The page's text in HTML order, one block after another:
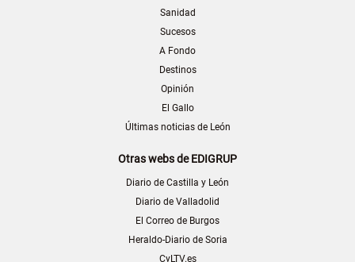
Sanidad
Sucesos
A Fondo
Destinos
Opinión
El Gallo
Últimas noticias de León
Otras webs de EDIGRUP
Diario de Castilla y León
Diario de Valladolid
El Correo de Burgos
Heraldo-Diario de Soria
CyLTV.es